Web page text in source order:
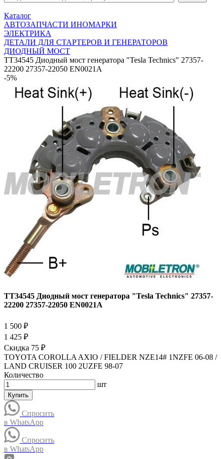
Каталог
АВТОЗАПЧАСТИ ИНОМАРКИ
ЭЛЕКТРИКА
ДЕТАЛИ ДЛЯ СТАРТЕРОВ И ГЕНЕРАТОРОВ
ДИОДНЫЙ МОСТ
TT34545 Диодный мост генератора "Tesla Technics" 27357-
22200 27357-22050 EN0021A
-5%
TT34545 Диодный мост генератора "Tesla Technics" 27357-
22200 27357-22050 EN0021A
1 500 ₽
1 425 ₽
Скидка 75 ₽
TOYOTA COROLLA AXIO / FIELDER NZE14# 1NZFE 06-08 /
LAND CRUISER 100 2UZFE 98-07
Количество
шт
Купить
Спросить
в WhatsApp
Спросить
в WhatsApp